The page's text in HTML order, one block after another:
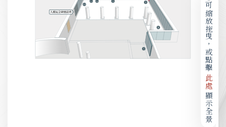
可縮放拖曳，或點擊
此處
顯示全景